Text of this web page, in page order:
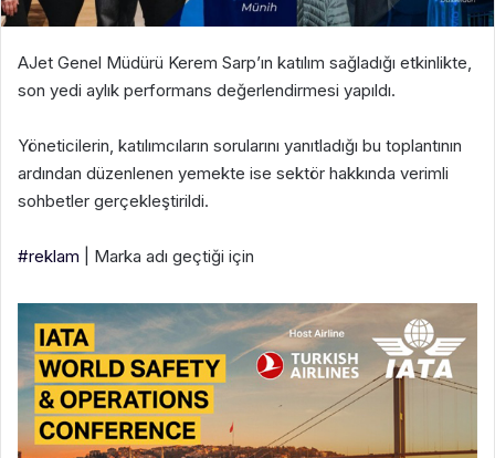
AJet Genel Müdürü Kerem Sarp’ın katılım sağladığı etkinlikte,
son yedi aylık performans değerlendirmesi yapıldı.
Yöneticilerin, katılımcıların sorularını yanıtladığı bu toplantının
ardından düzenlenen yemekte ise sektör hakkında verimli
sohbetler gerçekleştirildi.
#reklam | Marka adı geçtiği için